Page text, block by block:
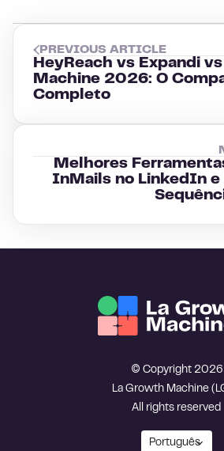
PREVIOUS ARTICLE
HeyReach vs Expandi
Machine 2026: O
Completo
Melhores
InMails no LinkedIn
© Copyright 2026
La Growth Machine
All rights reserved